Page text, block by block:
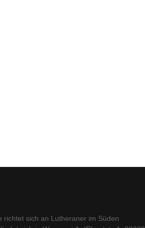
richtet sich an Lutheraner im Süden